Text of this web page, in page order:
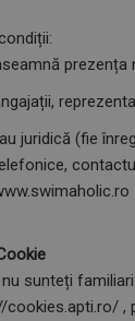
juridică (fie
sunteți
,